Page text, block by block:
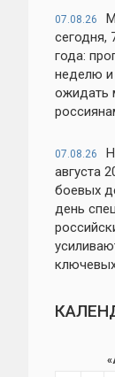
07.08.26
сегодня,
года:
неделю и
ожидать
07.08.26
августа
боевых
день
«